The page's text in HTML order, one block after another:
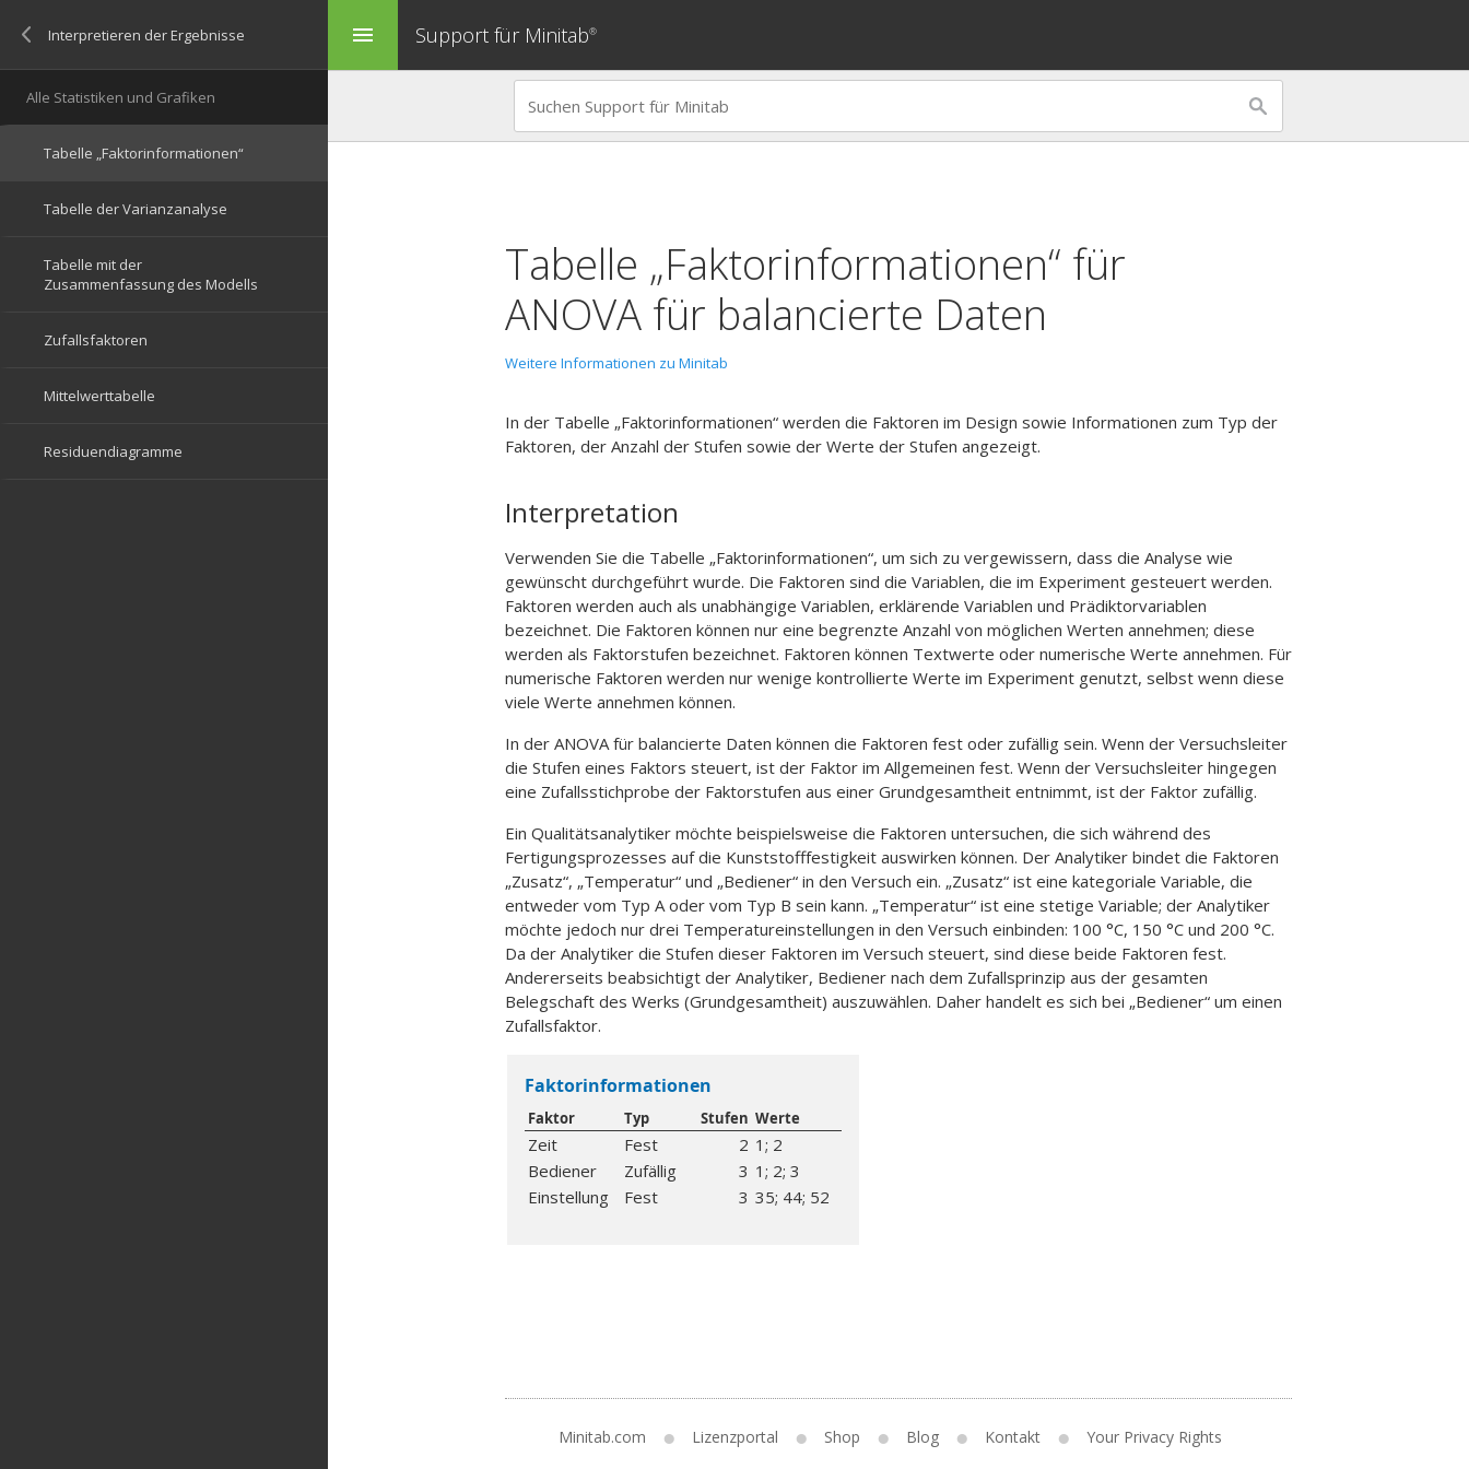
menu Support für Minitab®
Tabelle „Faktorinformationen“ für
ANOVA für balancierte Daten
Weitere Informationen zu Minitab
In der Tabelle „Faktorinformationen“ werden die Faktoren im Design sowie Informationen zum Typ der
Faktoren, der Anzahl der Stufen sowie der Werte der Stufen angezeigt.
Interpretation
Verwenden Sie die Tabelle „Faktorinformationen“, um sich zu vergewissern, dass die Analyse wie
gewünscht durchgeführt wurde. Die Faktoren sind die Variablen, die im Experiment gesteuert werden.
Faktoren werden auch als unabhängige Variablen, erklärende Variablen und Prädiktorvariablen
bezeichnet. Die Faktoren können nur eine begrenzte Anzahl von möglichen Werten annehmen; diese
werden als Faktorstufen bezeichnet. Faktoren können Textwerte oder numerische Werte annehmen. Für
numerische Faktoren werden nur wenige kontrollierte Werte im Experiment genutzt, selbst wenn diese
viele Werte annehmen können.
In der ANOVA für balancierte Daten können die Faktoren fest oder zufällig sein. Wenn der Versuchsleiter
die Stufen eines Faktors steuert, ist der Faktor im Allgemeinen fest. Wenn der Versuchsleiter hingegen
eine Zufallsstichprobe der Faktorstufen aus einer Grundgesamtheit entnimmt, ist der Faktor zufällig.
Ein Qualitätsanalytiker möchte beispielsweise die Faktoren untersuchen, die sich während des
Fertigungsprozesses auf die Kunststofffestigkeit auswirken können. Der Analytiker bindet die Faktoren
„Zusatz“, „Temperatur“ und „Bediener“ in den Versuch ein. „Zusatz“ ist eine kategoriale Variable, die
entweder vom Typ A oder vom Typ B sein kann. „Temperatur“ ist eine stetige Variable; der Analytiker
möchte jedoch nur drei Temperatureinstellungen in den Versuch einbinden: 100 °C, 150 °C und 200 °C.
Da der Analytiker die Stufen dieser Faktoren im Versuch steuert, sind diese beide Faktoren fest.
Andererseits beabsichtigt der Analytiker, Bediener nach dem Zufallsprinzip aus der gesamten
Belegschaft des Werks (Grundgesamtheit) auszuwählen. Daher handelt es sich bei „Bediener“ um einen
Zufallsfaktor.
Faktorinformationen
Faktor Typ Stufen Werte
Zeit Fest 2 1; 2
Bediener
Zufällig 3 1; 2; 3
Einstellung
Fest 3 35; 44; 52
Minitab.com Lizenzportal Shop Blog Kontakt Your Privacy Rights